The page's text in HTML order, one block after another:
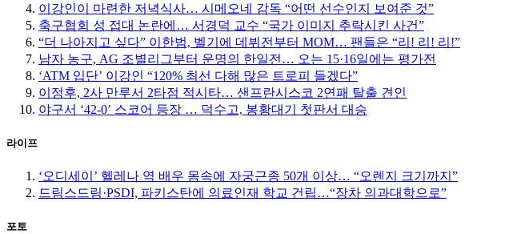
이강인이 마련한 저녁식사… 시메오네 감독 “어떤 선수인지 보여준 것”
축구협회 성 접대 논란에… 서경덕 교수 “국가 이미지 추락시킨 사건”
“더 나아지고 싶다” 이한범, 벨기에 데뷔전부터 MOM… 팬들은 “리! 리! 리!”
남자 농구, AG 조별리그부터 운명의 한일전… 오는 15·16일에는 평가전
‘ATM 입단’ 이강인 “120% 최선 다해 많은 트로피 들겠다”
이정후, 2사 만루서 2타점 적시타… 샌프란시스코 2연패 탈출 견인
야구서 ‘42-0’ 스코어 등장 … 덕수고, 봉황대기 첫판서 대승
라이프
‘오디세이’ 헬레나 역 배우 몸속에 자궁근종 50개 이상… “오렌지 크기까지”
드림스드림·PSDI, 파키스탄에 의료인재 학교 건립…“장차 의과대학으로”
포토